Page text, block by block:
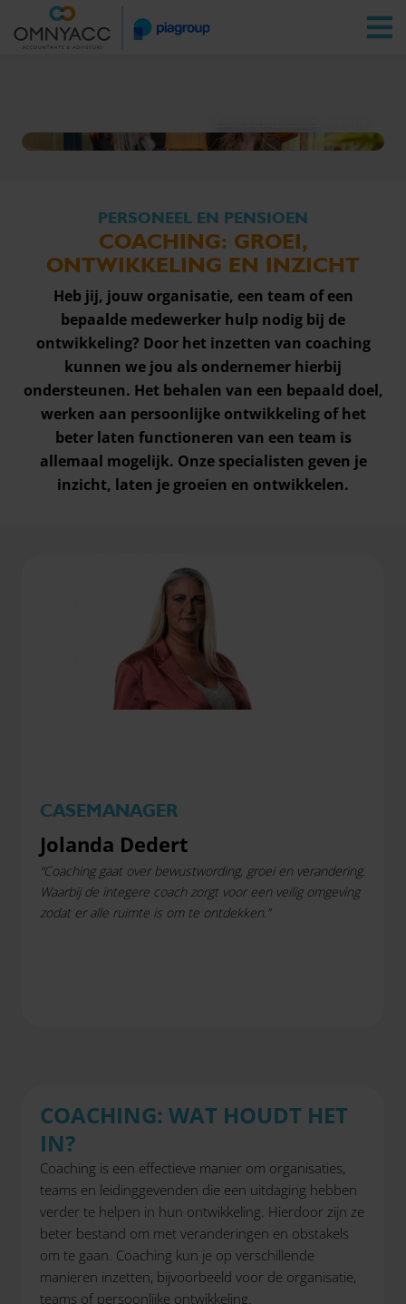
Vestigingen Zoeken
PERSONEEL EN PENSIOEN
COACHING: GROEI,
ONTWIKKELING EN INZICHT
Heb jij, jouw organisatie, een team of een
bepaalde medewerker hulp nodig bij de
ontwikkeling? Door het inzetten van coaching
kunnen we jou als ondernemer hierbij
ondersteunen. Het behalen van een bepaald doel,
werken aan persoonlijke ontwikkeling of het
beter laten functioneren van een team is
allemaal mogelijk. Onze specialisten geven je
inzicht, laten je groeien en ontwikkelen.
CASEMANAGER
Jolanda Dedert
“Coaching gaat over bewustwording, groei en verandering.
Waarbij de integere coach zorgt voor een veilig omgeving
zodat er alle ruimte is om te ontdekken.”
COACHING: WAT HOUDT HET
IN?
Coaching is een effectieve manier om organisaties,
teams en leidinggevenden die een uitdaging hebben
verder te helpen in hun ontwikkeling. Hierdoor zijn ze
beter bestand om met veranderingen en obstakels
om te gaan. Coaching kun je op verschillende
manieren inzetten, bijvoorbeeld voor de organisatie,
teams of persoonlijke ontwikkeling.